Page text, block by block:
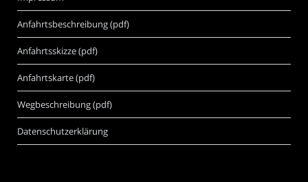
Anfahrtsbeschreibung (pdf)
Anfahrtsskizze (pdf)
Anfahrtskarte (pdf)
Wegbeschreibung (pdf)
Datenschutzerklärung